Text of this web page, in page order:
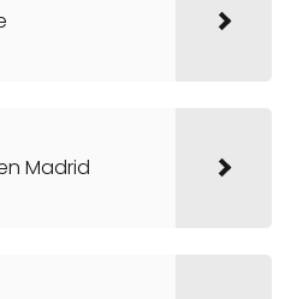
Madrid